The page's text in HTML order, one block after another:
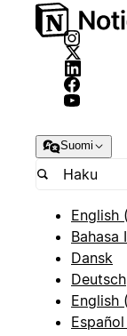
Suomi
English
Bahasa
Dansk
Deutsch
English